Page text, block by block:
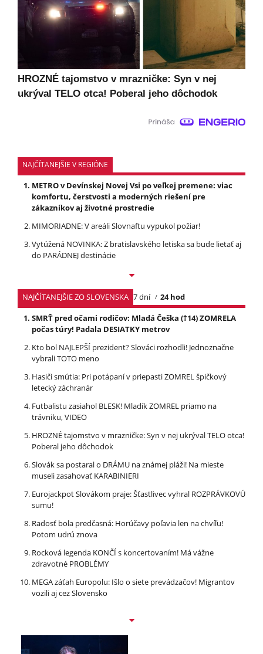
HROZNÉ tajomstvo v mrazničke: Syn v nej
ukrýval TELO otca! Poberal jeho dôchodok
NAJČÍTANEJŠIE V REGIÓNE
METRO v Devínskej Novej Vsi po veľkej premene: viac
komfortu, čerstvosti a moderných riešení pre
zákazníkov aj životné prostredie
MIMORIADNE: V areáli Slovnaftu vypukol požiar!
Vytúžená NOVINKA: Z bratislavského letiska sa bude lietať aj
do PARÁDNEJ destinácie
NAJČÍTANEJŠIE ZO SLOVENSKA 7 dní
24 hod
SMRŤ pred očami rodičov: Mladá Češka (†14) ZOMRELA
počas túry! Padala DESIATKY metrov
Kto bol NAJLEPŠÍ prezident? Slováci rozhodli! Jednoznačne
vybrali TOTO meno
Hasiči smútia: Pri potápaní v priepasti ZOMREL špičkový
letecký záchranár
Futbalistu zasiahol BLESK! Mladík ZOMREL priamo na
trávniku, VIDEO
HROZNÉ tajomstvo v mrazničke: Syn v nej ukrýval TELO otca!
Poberal jeho dôchodok
Slovák sa postaral o DRÁMU na známej pláži! Na mieste
museli zasahovať KARABINIERI
Eurojackpot Slovákom praje: Šťastlivec vyhral ROZPRÁVKOVÚ
sumu!
Radosť bola predčasná: Horúčavy poľavia len na chvíľu!
Potom udrú znova
Rocková legenda KONČÍ s koncertovaním! Má vážne
zdravotné PROBLÉMY
MEGA záťah Europolu: Išlo o siete prevádzačov! Migrantov
vozili aj cez Slovensko